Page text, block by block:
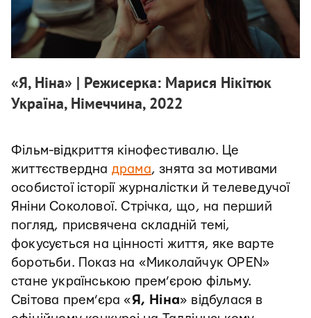
«Я, Ніна» | Режисерка: Марися Нікітюк
Україна, Німеччина, 2022
Фільм-відкриття кінофестивалю. Це
життєствердна драма, знята за мотивами
особистої історії журналістки й телеведучої
Яніни Соколової. Стрічка, що, на перший
погляд, присвячена складній темі,
фокусується на цінності життя, яке варте
боротьби. Показ на «Миколайчук OPEN»
стане українською прем’єрою фільму.
Світова прем’єра «Я, Ніна» відбулася в